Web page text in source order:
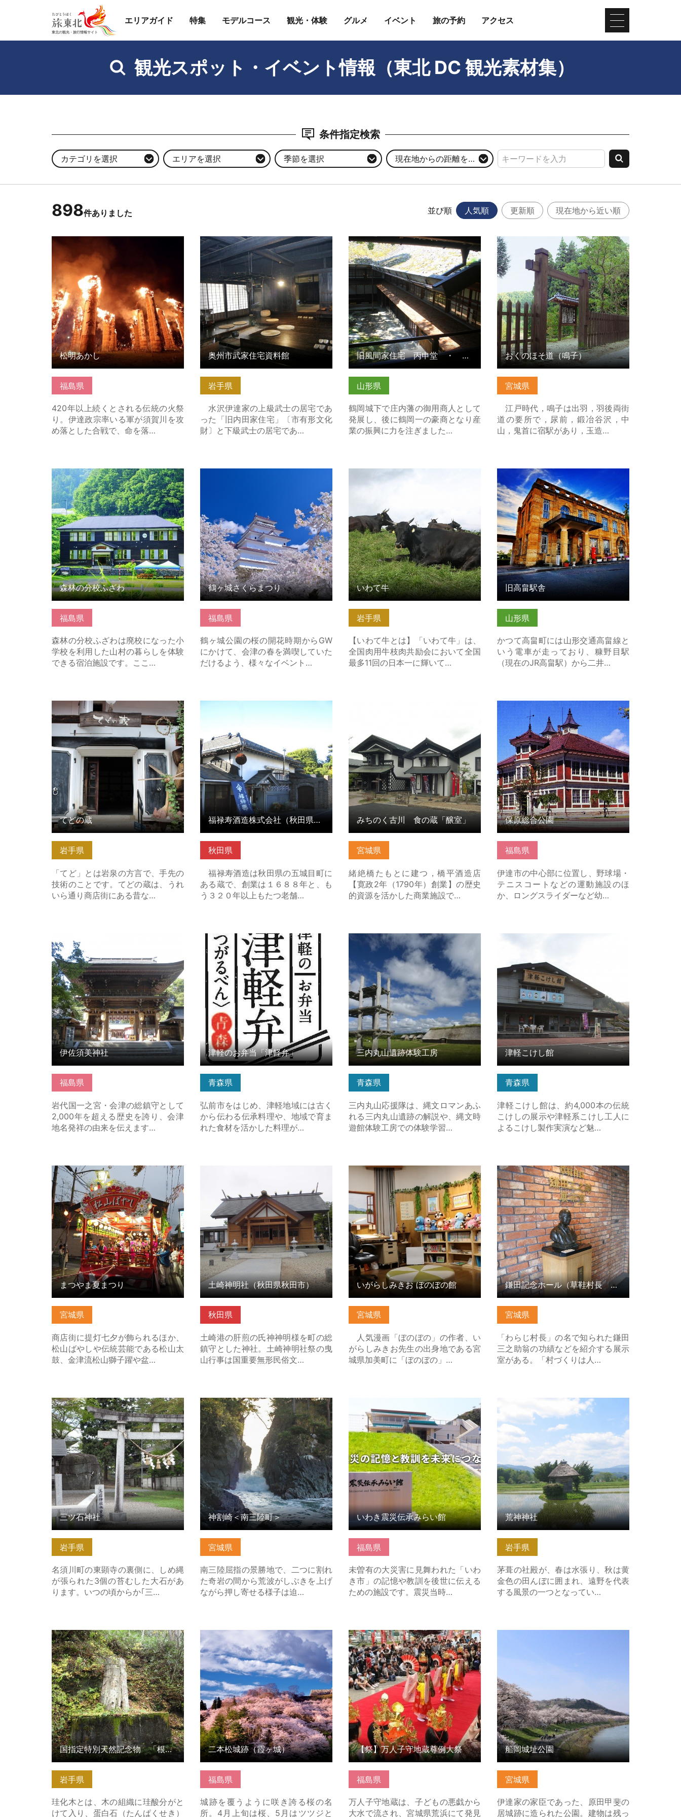
エリアガイド 特集 モデルコース 観光・体験 グルメ イベント 旅の予約 アクセス
観光スポット・イベント情報（東北 DC 観光素材集）
条件指定検索
カテゴリを選択 エリアを選択 季節を選択 現在地からの距離を選択
898件ありました 並び順 人気順 更新順 現在地から近い順
福島県
420年以上続くとされる伝統の火祭
り。伊達政宗率いる軍が須賀川を攻
め落とした合戦で、命を落…
松明あかし の詳細はこちら
松明あかし
岩手県
水沢伊達家の上級武士の居宅であ
った「旧内田家住宅」〔市有形文化
財〕と下級武士の居宅であ…
奥州市武家住宅資料館 の詳細はこち
ら
奥州市武家住宅資料館
山形県
鶴岡城下で庄内藩の御用商人として
発展し、後に鶴岡一の豪商となり産
業の振興に力を注ぎました…
旧風間家住宅 丙申堂 ・ 風間家
旧別邸 無量光苑釈迦堂 の詳細はこ
ちら
旧風間家住宅 丙申堂 ・ 風間家旧別邸 無量光苑釈迦堂
宮城県
江戸時代，鳴子は出羽，羽後両街
道の要所で，尿前，鍛冶谷沢，中
山，鬼首に宿駅があり，玉造…
おくのほそ道（鳴子） の詳細はこち
ら
おくのほそ道（鳴子）
福島県
森林の分校ふざわは廃校になった小
学校を利用した山村の暮らしを体験
できる宿泊施設です。ここ…
森林の分校ふざわ の詳細はこちら
森林の分校ふざわ
福島県
鶴ヶ城公園の桜の開花時期からGW
にかけて、会津の春を満喫していた
だけるよう、様々なイベント…
鶴ヶ城さくらまつり
岩手県
【いわて牛とは】「いわて牛」は、
全国肉用牛枝肉共励会において全国
最多11回の日本一に輝いて…
いわて牛 の詳細はこちら
いわて牛
山形県
かつて高畠町には山形交通高畠線と
いう電車が走っており、糠野目駅
（現在のJR高畠駅）から二井…
旧高畠駅舎 の詳細はこちら
旧高畠駅舎
岩手県
「てど」とは岩泉の方言で、手先の
技術のことです。てどの蔵は、うれ
いら通り商店街にある昔な…
てどの蔵 の詳細はこちら
てどの蔵
秋田県
福禄寿酒造は秋田県の五城目町に
ある蔵で、創業は１６８８年と、も
う３２０年以上もたつ老舗…
福禄寿酒造株式会社（秋田県五城目
福禄寿酒造株式会社（秋田県五城目町）
宮城県
緒絶橋たもとに建つ，橋平酒造店
【寛政2年（1790年）創業】の歴史
的資源を活かした商業施設で…
みちのく古川 食の蔵「醸室」
福島県
伊達市の中心部に位置し、野球場・
テニスコートなどの運動施設のほ
か、ロングスライダーなど幼…
保原総合公園 の詳細はこちら
保原総合公園
福島県
岩代国一之宮・会津の総鎮守として
2,000年を超える歴史を誇り、会津
地名発祥の由来を伝えます…
伊佐須美神社
青森県
弘前市をはじめ、津軽地域には古く
から伝わる伝承料理や、地域で育ま
れた食材を活かした料理が…
津軽のお弁当「津軽弁」 の詳細はこ
ちら
津軽のお弁当「津軽弁」
青森県
三内丸山応援隊は、縄文ロマンあふ
れる三内丸山遺跡の解説や、縄文時
遊館体験工房での体験学習…
三内丸山遺跡体験工房 の詳細はこち
三内丸山遺跡体験工房
青森県
津軽こけし館は、約4,000本の伝統
こけしの展示や津軽系こけし工人に
よるこけし製作実演など魅…
津軽こけし館
宮城県
商店街に提灯七夕が飾られるほか、
松山ばやしや伝統芸能である松山太
鼓、金津流松山獅子躍や盆…
まつやま夏まつり の詳細はこちら
まつやま夏まつり
秋田県
土崎港の肝煎の氏神神明様を町の総
鎮守とした神社。土崎神明社祭の曳
山行事は国重要無形民俗文…
土崎神明社（秋田県秋田市）
宮城県
人気漫画「ぼのぼの」の作者、い
がらしみきお先生の出身地である宮
城県加美町に「ぼのぼの」…
いがらしみきお ぼのぼの館 の詳細
はこちら
いがらしみきお ぼのぼの館
宮城県
「わらじ村長」の名で知られた鎌田
三之助翁の功績などを紹介する展示
室がある。「村づくりは人…
鎌田記念ホール（草鞋村長 鎌田三
之助展示室） の詳細はこちら
鎌田記念ホール（草鞋村長 鎌田三之助展示室）
岩手県
名須川町の東顕寺の裏側に、しめ縄
が張られた3個の苔むした大石があ
ります。いつの頃からか｢三…
三ツ石神社 の詳細はこちら
三ツ石神社
宮城県
南三陸屈指の景勝地で、二つに割れ
た奇岩の間から荒波がしぶきを上げ
ながら押し寄せる様子は迫…
神割崎＜南三陸町＞ の詳細はこちら
神割崎＜南三陸町＞
福島県
未曽有の大災害に見舞われた「いわ
き市」の記憶や教訓を後世に伝える
ための施設です。震災当時…
いわき震災伝承みらい館 の詳細はこ
いわき震災伝承みらい館
岩手県
茅葺の社殿が、春は水張り、秋は黄
金色の田んぼに囲まれ、遠野を代表
する風景の一つとなってい…
荒神神社 の詳細はこちら
荒神神社
岩手県
珪化木とは、木の組織に珪酸分がと
けて入り、蛋白石（たんぱくせき）
国指定特別天然記念物 「根反の大
珪化木」 の詳細はこちら
国指定特別天然記念物 「根反の大珪化木」
福島県
城跡を覆うように咲き誇る桜の名
所。4月上旬は桜、5月はツツジと
二本松城跡（霞ヶ城） の詳細はこち
ら
二本松城跡（霞ヶ城）
福島県
万人子守地蔵は、子どもの悪戯から
大水で流され、宮城県荒浜にて発見
【祭】万人子守地蔵尊例大祭 の詳細
はこちら
【祭】万人子守地蔵尊例大祭
宮城県
伊達家の家臣であった、原田甲斐の
居城跡に造られた公園。建物は残っ
船岡城址公園